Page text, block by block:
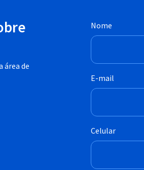
área de
Nome
E-mail
Celular